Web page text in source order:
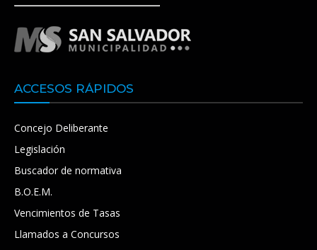
ACCESOS RÁPIDOS
Concejo Deliberante
Legislación
Buscador de normativa
B.O.E.M.
Vencimientos de Tasas
Llamados a Concursos